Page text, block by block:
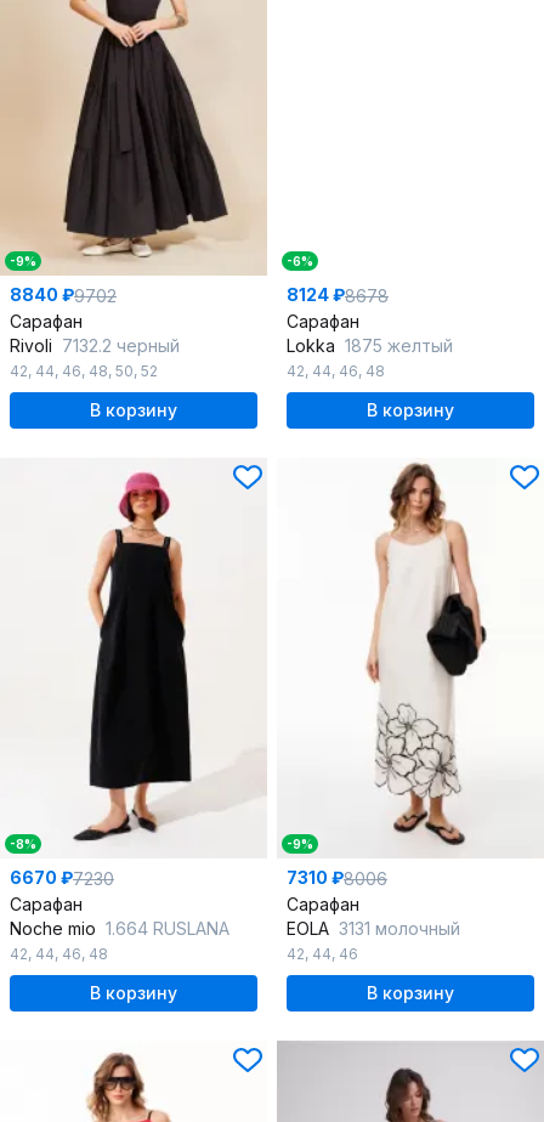
-9%
8840 ₽9702
Сарафан
Rivoli 7132.2 черный
42, 44, 46, 48, 50, 52
В корзину
-6%
8124 ₽8678
Сарафан
Lokka 1875 желтый
42, 44, 46, 48
В корзину
-8%
6670 ₽7230
Сарафан
Noche mio 1.664 RUSLANA
42, 44, 46, 48
В корзину
-9%
7310 ₽8006
Сарафан
EOLA 3131 молочный
42, 44, 46
В корзину